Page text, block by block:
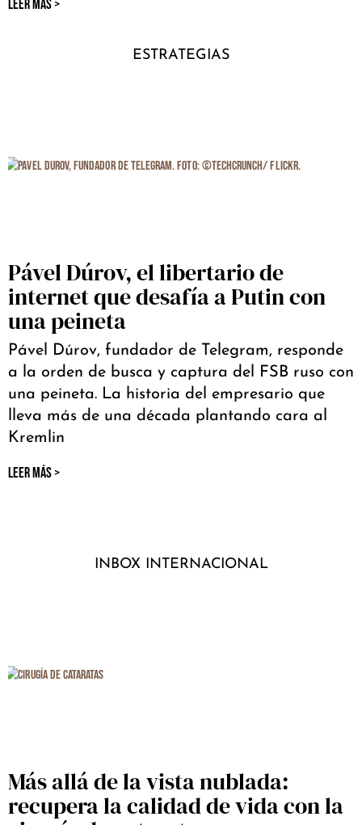
LEER MÁS >
ESTRATEGIAS
Pável Dúrov, el libertario de
internet que desafía a Putin con
una peineta
Pável Dúrov, fundador de Telegram, responde
a la orden de busca y captura del FSB ruso con
una peineta. La historia del empresario que
lleva más de una década plantando cara al
Kremlin
LEER MÁS >
INBOX INTERNACIONAL
Más allá de la vista nublada:
recupera la calidad de vida con la